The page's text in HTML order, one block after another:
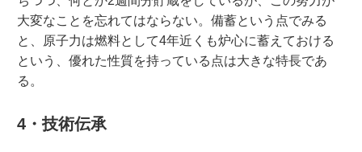
大変なことを忘れてはならない。備蓄という点でみる
と、原子力は燃料として4年近くも炉心に蓄えておける
という、優れた性質を持っている点は大きな特長であ
る。
4・技術伝承